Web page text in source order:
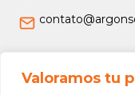
Valoramos tu
Jurídico
Termos e